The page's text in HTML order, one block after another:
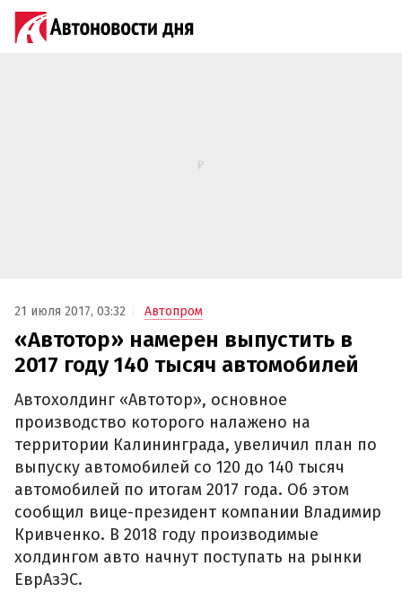
21 июля 2017, 03:32 Автопром
«Автотор» намерен выпустить в
2017 году 140 тысяч автомобилей
Автохолдинг «Автотор», основное
производство которого налажено на
территории Калининграда, увеличил план по
выпуску автомобилей со 120 до 140 тысяч
автомобилей по итогам 2017 года. Об этом
сообщил вице-президент компании Владимир
Кривченко. В 2018 году производимые
холдингом авто начнут поступать на рынки
ЕврАзЭС.